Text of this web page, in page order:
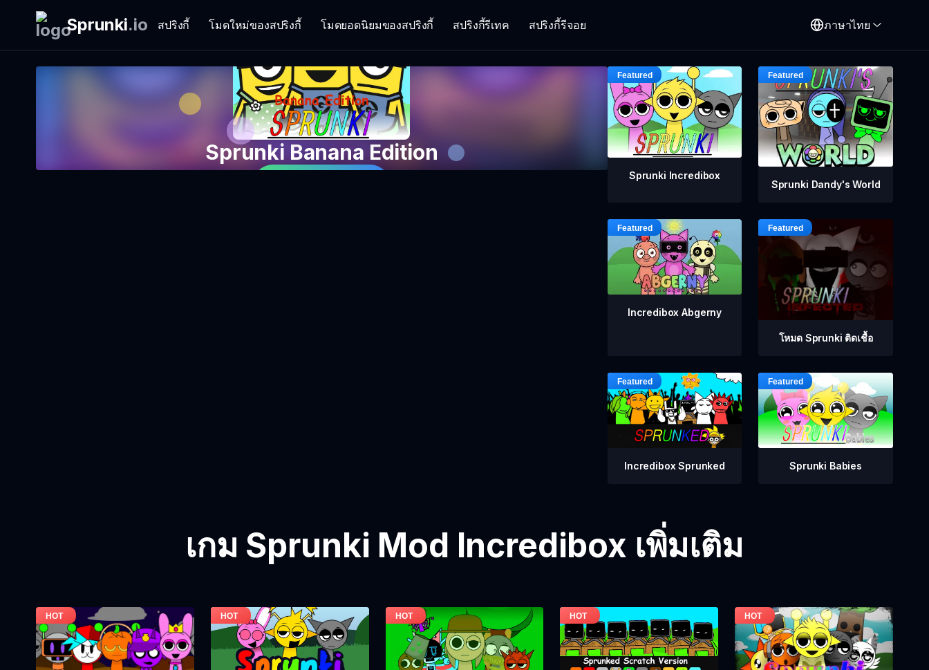
Sprunki.io สปริงกี้ โมดใหม่ของสปริงกี้ โมดยอดนิยมของสปริงกี้ สปริงกี้รีเทค สปริงกี้รีจอย ภาษาไทย
Sprunki Banana Edition
Sprunki Incredibox
Sprunki Dandy's World
Incredibox Abgerny
โหมด Sprunki ติดเชื้อ
Incredibox Sprunked Sprunki Babies
เกม Sprunki Mod Incredibox เพิ่มเติม